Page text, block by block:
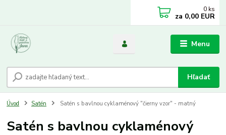
Menu
Hľadať
0 ks
za 0,00 EUR
Úvod Satén Satén s bavlnou cyklaménový "čierny vzor" - matný
Satén s bavlnou cyklaménový